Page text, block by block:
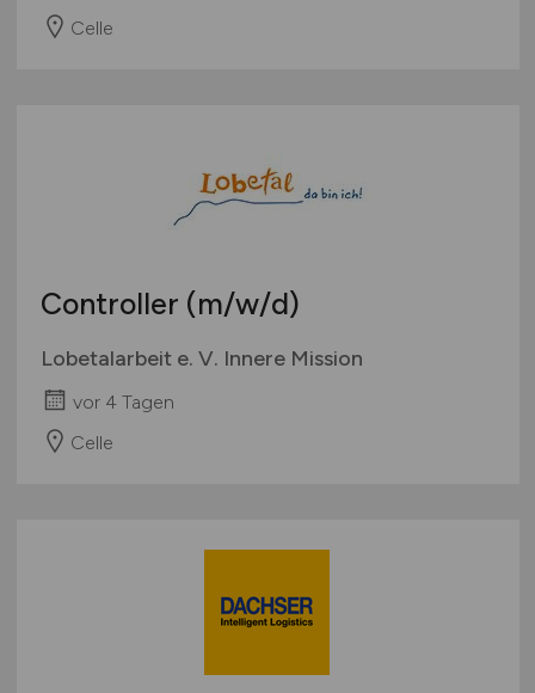
Celle
Controller (m/w/d)
Lobetalarbeit e. V. Innere Mission
vor 4 Tagen
Celle